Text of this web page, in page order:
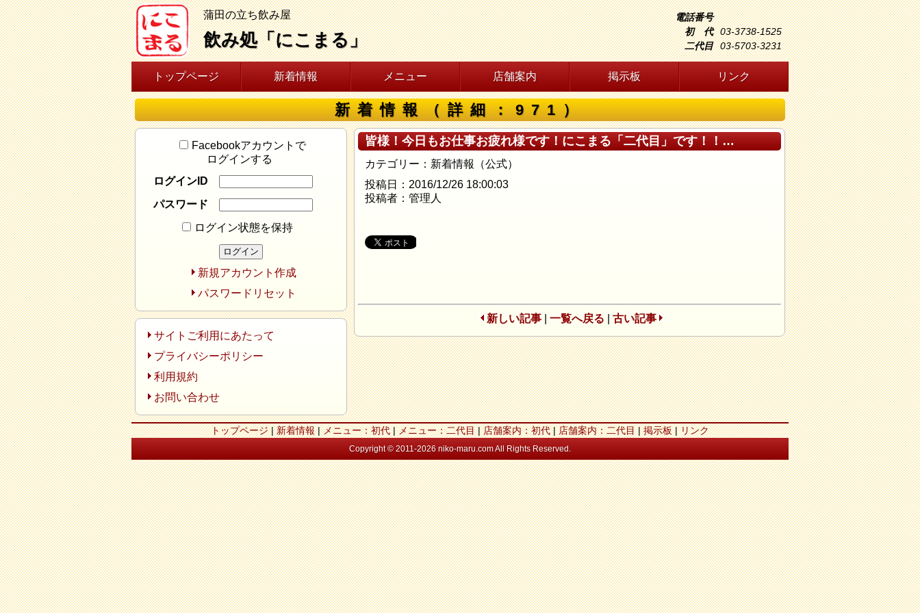
蒲田の立ち飲み屋
飲み処「にこまる」
電話番号
初 代
03-3738-1525
二代目
03-5703-3231
トップページ 新着情報 メニュー 店舗案内 掲示板 リンク
新着情報（詳細：971）
皆様！今日もお仕事お疲れ様です！にこまる「二代目」です！！…
カテゴリー：新着情報（公式）
投稿日：2016/12/26 18:00:03
投稿者：管理人
新しい記事| 一覧へ戻る 古い記事
Facebookアカウントで
ログインする
ログインID
パスワード
ログイン状態を保持
新規アカウント作成
パスワードリセット
サイトご利用にあたって
プライバシーポリシー
利用規約
お問い合わせ
トップページ|新着情報|メニュー：初代|メニュー：二代目|店舗案内：初代|店舗案内：二代目|掲示板|リンク
Copyright © 2011-2026 niko-maru.com All Rights Reserved.